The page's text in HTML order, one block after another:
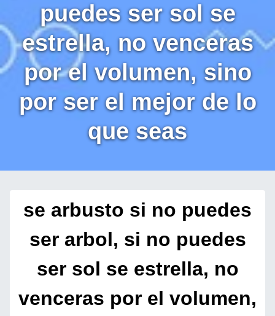
puedes ser sol se
estrella, no venceras
por el volumen, sino
por ser el mejor de lo
que seas
se arbusto si no puedes
ser arbol, si no puedes
ser sol se estrella, no
venceras por el volumen,